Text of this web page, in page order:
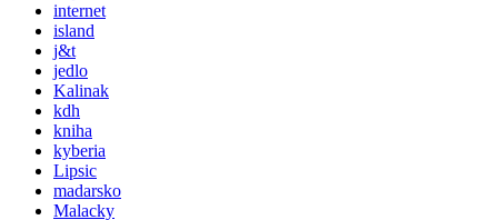
internet
island
j&t
jedlo
Kalinak
kdh
kniha
kyberia
Lipsic
madarsko
Malacky